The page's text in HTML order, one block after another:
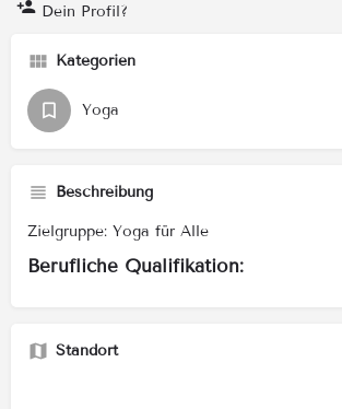
Dein Profil?
Kategorien
Yoga
Beschreibung
Zielgruppe: Yoga für Alle
Berufliche Qualifikation:
Standort